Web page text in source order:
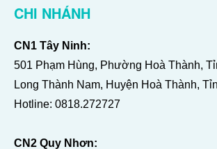
CHI NHÁNH
CN1 Tây Ninh:
501 Phạm Hùng, Phường Hoà Thành,
Long Thành Nam, Huyện Hoà Thành,
Hotline: 0818.272727
CN2 Quy Nhơn: